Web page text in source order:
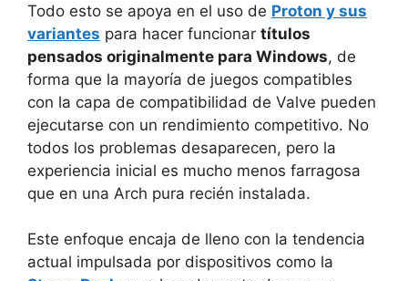
Todo esto se apoya en el uso de Proton y sus
variantes para hacer funcionar títulos
pensados originalmente para Windows, de
forma que la mayoría de juegos compatibles
con la capa de compatibilidad de Valve pueden
ejecutarse con un rendimiento competitivo. No
todos los problemas desaparecen, pero la
experiencia inicial es mucho menos farragosa
que en una Arch pura recién instalada.
Este enfoque encaja de lleno con la tendencia
actual impulsada por dispositivos como la